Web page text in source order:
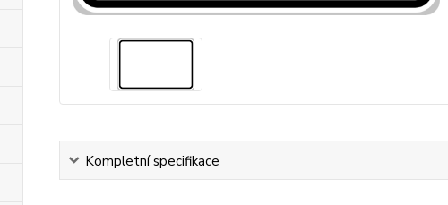
Kompletní specifikace